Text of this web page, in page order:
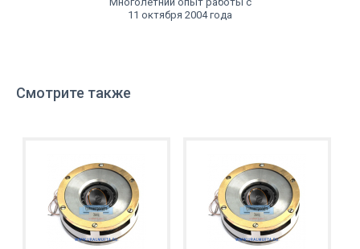
11 октября 2004 года
Смотрите также